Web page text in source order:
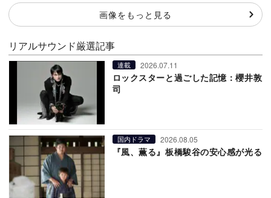
画像をもっと見る
リアルサウンド厳選記事
連載 2026.07.11
ロックスターと過ごした記憶：櫻井敦
司
国内ドラマ 2026.08.05
『風、薫る』板橋駿谷の安心感が光る